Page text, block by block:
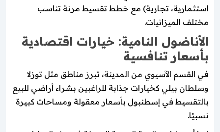
استثمارية، تجارية) مع خطط تقسيط مرنة تناسب
مختلف الميزانيات.
الأناضول النامية: خيارات اقتصادية
بأسعار تنافسية
في القسم الآسيوي من المدينة، تبرز مناطق مثل توزلا
وسلطان بيلي كخيارات جذابة للراغبين بشراء أراضي للبيع
بالتقسيط في إسطنبول بأسعار معقولة ومساحات كبيرة
نسبيًا.